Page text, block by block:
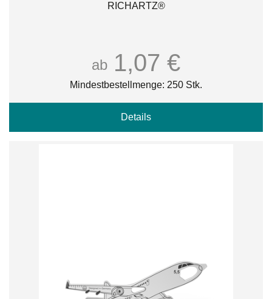
RICHARTZ®
ab 1,07 €
Mindestbestellmenge: 250 Stk.
Details